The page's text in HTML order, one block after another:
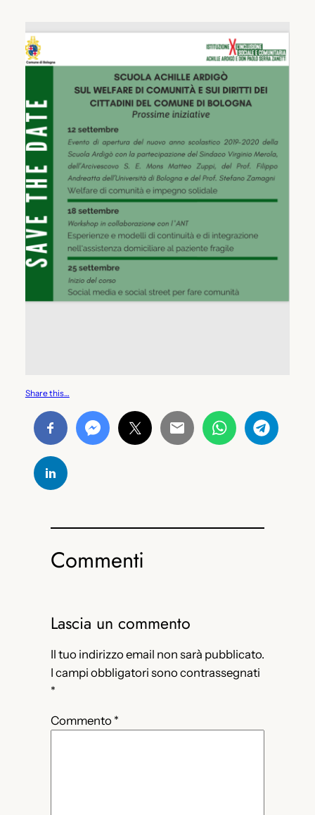
Share this…
Commenti
Lascia un commento
Il tuo indirizzo email non sarà pubblicato.
I campi obbligatori sono contrassegnati
*
Commento *